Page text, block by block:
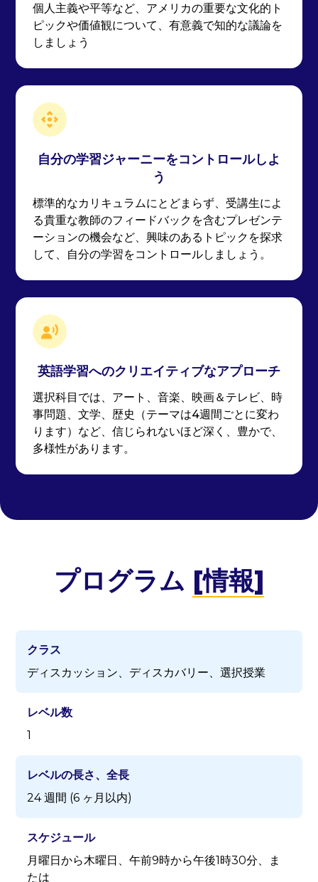
個人主義や平等など、アメリカの重要な文化的ト
ピックや価値観について、有意義で知的な議論を
しましょう
自分の学習ジャーニーをコントロールしよ
う
標準的なカリキュラムにとどまらず、受講生によ
る貴重な教師のフィードバックを含むプレゼンテ
ーションの機会など、興味のあるトピックを探求
して、自分の学習をコントロールしましょう。
英語学習へのクリエイティブなアプローチ
選択科目では、アート、音楽、映画＆テレビ、時
事問題、文学、歴史（テーマは4週間ごとに変わ
ります）など、信じられないほど深く、豊かで、
多様性があります。
プログラム [情報]
クラス
ディスカッション、ディスカバリー、選択授業
レベル数
1
レベルの長さ、全長
24 週間 (6 ヶ月以内)
スケジュール
月曜日から木曜日、午前9時から午後1時30分、ま
たは